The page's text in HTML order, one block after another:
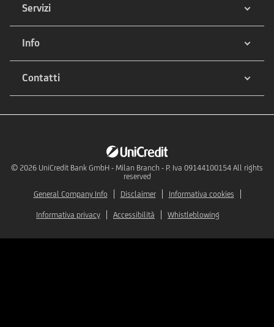
Servizi
Info
Contatti
© 2026 UniCredit Bank GmbH - Milan Branch - P. Iva 09144100154 All rights
reserved
General Company Info
Disclaimer Informativa cookies
Informativa privacy Accessibilità Whistleblowing